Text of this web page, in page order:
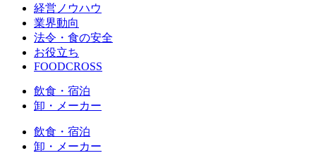
経営ノウハウ
業界動向
法令・食の安全
お役立ち
FOODCROSS
飲食・宿泊
卸・メーカー
飲食・宿泊
卸・メーカー